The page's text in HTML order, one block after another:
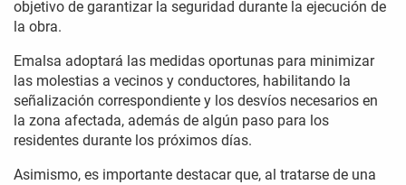
objetivo de garantizar la seguridad durante la ejecución de
la obra.
Emalsa adoptará las medidas oportunas para minimizar
las molestias a vecinos y conductores, habilitando la
señalización correspondiente y los desvíos necesarios en
la zona afectada, además de algún paso para los
residentes durante los próximos días.
Asimismo, es importante destacar que, al tratarse de una